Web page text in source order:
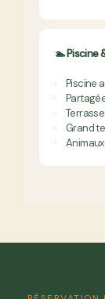
🏊 Piscine
Piscine
Grand